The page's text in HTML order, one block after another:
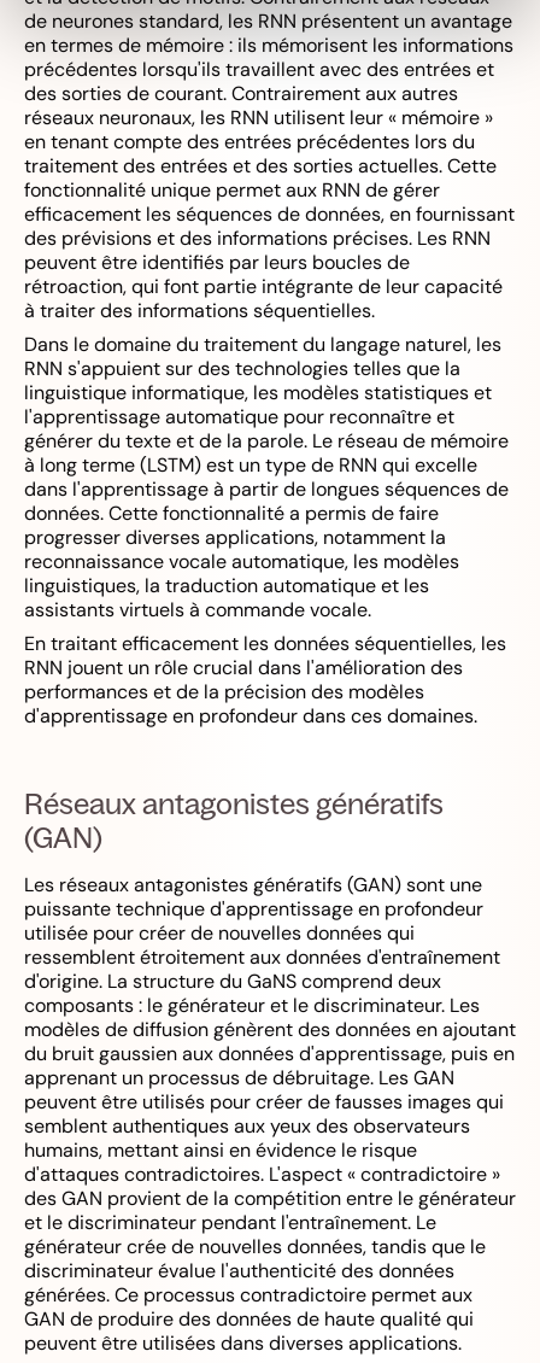
de neurones standard, les RNN présentent un avantage
en termes de mémoire : ils mémorisent les informations
précédentes lorsqu'ils travaillent avec des entrées et
des sorties de courant. Contrairement aux autres
réseaux neuronaux, les RNN utilisent leur « mémoire »
en tenant compte des entrées précédentes lors du
traitement des entrées et des sorties actuelles. Cette
fonctionnalité unique permet aux RNN de gérer
efficacement les séquences de données, en fournissant
des prévisions et des informations précises. Les RNN
peuvent être identifiés par leurs boucles de
rétroaction, qui font partie intégrante de leur capacité
à traiter des informations séquentielles.
Dans le domaine du traitement du langage naturel, les
RNN s'appuient sur des technologies telles que la
linguistique informatique, les modèles statistiques et
l'apprentissage automatique pour reconnaître et
générer du texte et de la parole. Le réseau de mémoire
à long terme (LSTM) est un type de RNN qui excelle
dans l'apprentissage à partir de longues séquences de
données. Cette fonctionnalité a permis de faire
progresser diverses applications, notamment la
reconnaissance vocale automatique, les modèles
linguistiques, la traduction automatique et les
assistants virtuels à commande vocale.
En traitant efficacement les données séquentielles, les
RNN jouent un rôle crucial dans l'amélioration des
performances et de la précision des modèles
d'apprentissage en profondeur dans ces domaines.
Réseaux antagonistes génératifs
(GAN)
Les réseaux antagonistes génératifs (GAN) sont une
puissante technique d'apprentissage en profondeur
utilisée pour créer de nouvelles données qui
ressemblent étroitement aux données d'entraînement
d'origine. La structure du GaNS comprend deux
composants : le générateur et le discriminateur. Les
modèles de diffusion génèrent des données en ajoutant
du bruit gaussien aux données d'apprentissage, puis en
apprenant un processus de débruitage. Les GAN
peuvent être utilisés pour créer de fausses images qui
semblent authentiques aux yeux des observateurs
humains, mettant ainsi en évidence le risque
d'attaques contradictoires. L'aspect « contradictoire »
des GAN provient de la compétition entre le générateur
et le discriminateur pendant l'entraînement. Le
générateur crée de nouvelles données, tandis que le
discriminateur évalue l'authenticité des données
générées. Ce processus contradictoire permet aux
GAN de produire des données de haute qualité qui
peuvent être utilisées dans diverses applications.